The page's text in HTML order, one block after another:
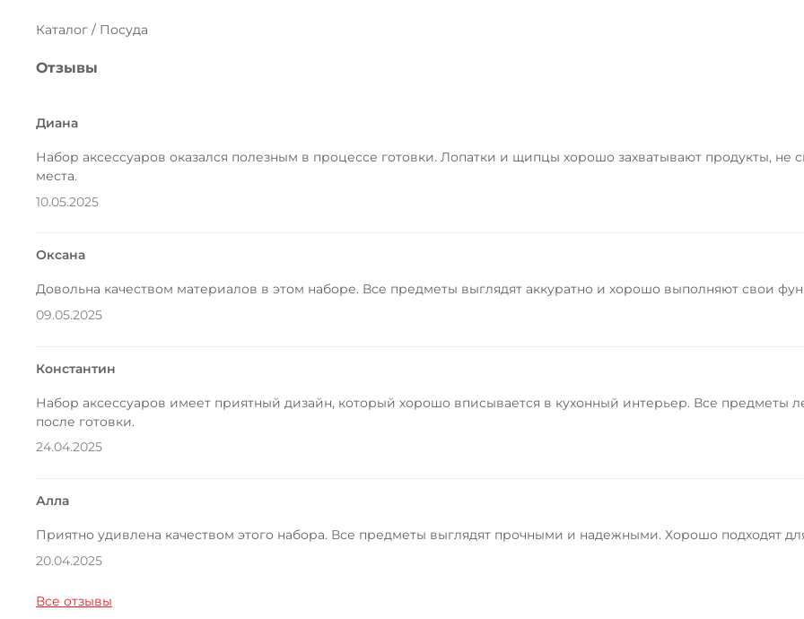
Каталог / Посуда
Отзывы
Диана
Набор аксессуаров оказался полезным в процессе готовки. Лопатки и щипцы хорошо захватывают продукты, не
места.
10.05.2025
Оксана
Довольна качеством материалов в этом наборе. Все предметы выглядят аккуратно и хорошо выполняют свои
09.05.2025
Константин
Набор аксессуаров имеет приятный дизайн, который хорошо вписывается в кухонный интерьер. Все предметы
после готовки.
24.04.2025
Алла
Приятно удивлена качеством этого набора. Все предметы выглядят прочными и надежными. Хорошо подходят
20.04.2025
Все отзывы